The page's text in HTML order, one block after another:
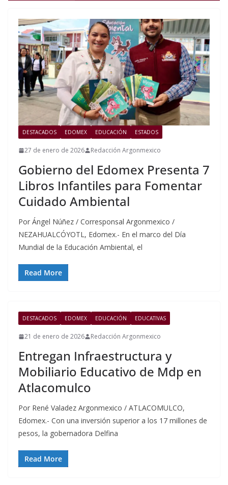
DESTACADOS EDOMEX EDUCACIÓN ESTADOS
27 de enero de 2026 Redacción Argonmexico
Gobierno del Edomex Presenta 7
Libros Infantiles para Fomentar
Cuidado Ambiental
Por Ángel Núñez / Corresponsal Argonmexico /
NEZAHUALCÓYOTL, Edomex.- En el marco del Día
Mundial de la Educación Ambiental, el
Read More
DESTACADOS EDOMEX EDUCACIÓN EDUCATIVAS
21 de enero de 2026 Redacción Argonmexico
Entregan Infraestructura y
Mobiliario Educativo de Mdp en
Atlacomulco
Por René Valadez Argonmexico / ATLACOMULCO,
Edomex.- Con una inversión superior a los 17 millones de
pesos, la gobernadora Delfina
Read More